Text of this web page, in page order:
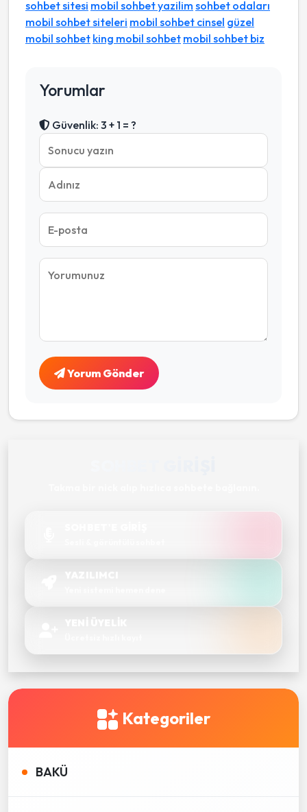
sohbet sitesi mobil sohbet yazilim sohbet odaları
mobil sohbet siteleri mobil sohbet cinsel güzel
mobil sohbet king mobil sohbet mobil sohbet biz
Yorumlar
Güvenlik: 3 + 1 = ?
Yorum Gönder
Kategoriler
BAKÜ